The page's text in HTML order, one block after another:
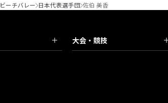
ビーチバレー 日本代表選手団 佐伯 美香
大会・競技